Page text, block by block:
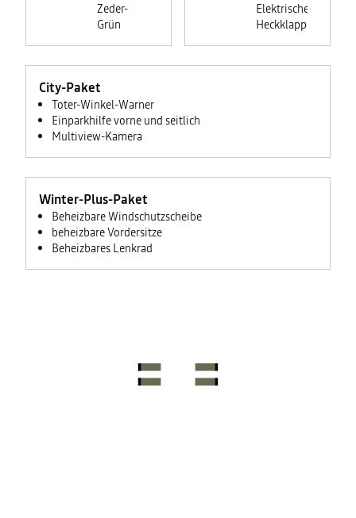
Zeder-
Grün
Elektrische
Heckklappe
City-Paket
Toter-Winkel-Warner
Einparkhilfe vorne und seitlich
Multiview-Kamera
Winter-Plus-Paket
Beheizbare Windschutzscheibe
beheizbare Vordersitze
Beheizbares Lenkrad